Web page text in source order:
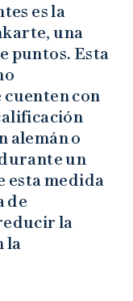
es la
una
puntos. Esta
cuenten con
alemán o
un
esta medida
de
la
la